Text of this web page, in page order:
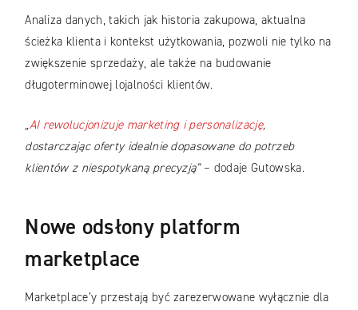
Analiza danych, takich jak historia zakupowa, aktualna
ścieżka klienta i kontekst użytkowania, pozwoli nie tylko na
zwiększenie sprzedaży, ale także na budowanie
długoterminowej lojalności klientów.
„AI rewolucjonizuje marketing i personalizację,
dostarczając oferty idealnie dopasowane do potrzeb
klientów z niespotykaną precyzją”– dodaje Gutowska.
Nowe odsłony platform
marketplace
Marketplace’y przestają być zarezerwowane wyłącznie dla